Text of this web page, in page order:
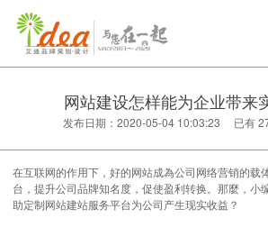
网站建设怎样能为企业带来
发布日期：2020-05-04 10:03:23 已有
在互联网的作用下，好的网站成為公司网络营销的载
台，提升公司品牌知名度，促使盈利转换。那麼，小
助定制网站建站服务平台为公司产生现实收益？